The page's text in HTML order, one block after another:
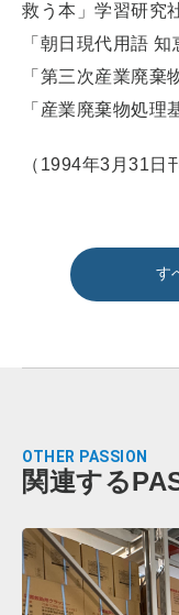
救う本」学習研究
「朝日現代用語
「第三次産業廃棄
「産業廃棄物処
（1994年3月31日
す
OTHER PASSION
関連する